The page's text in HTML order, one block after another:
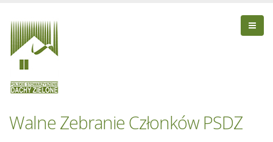
Walne Zebranie Członków PSDZ